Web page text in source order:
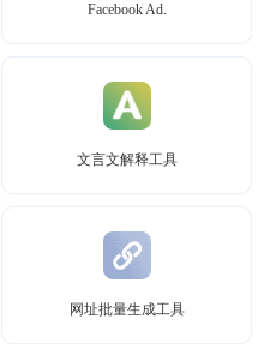
Facebook Ad.
文言文解释工具
网址批量生成工具